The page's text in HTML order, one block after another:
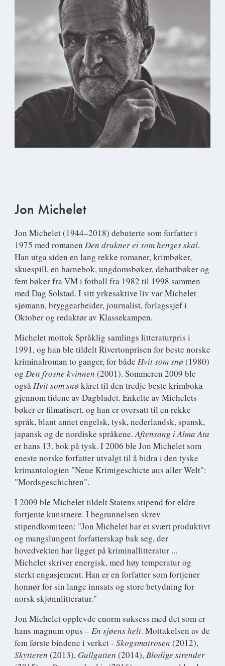
Jon Michelet
Jon Michelet(1944–2018) debuterte som forfatter i
1975 med romanen Den drukner ei som henges skal.
Han utga siden en lang rekke romaner, krimbøker,
skuespill, en barnebok, ungdomsbøker, debattbøker og
fem bøker fra VM i fotball fra 1982 til 1998 sammen
med Dag Solstad. I sitt yrkesaktive liv var Michelet
sjømann, bryggearbeider, journalist, forlagssjef i
Oktober og redaktør av Klassekampen.
Michelet mottok Språklig samlings litteraturpris i
1991, og han ble tildelt Rivertonprisen for beste norske
kriminalroman to ganger, for både Hvit som snø (1980)
og Den frosne kvinnen (2001). Sommeren 2009 ble
ogsåHvit som snø kåret til den tredje beste krimboka
gjennom tidene av Dagbladet. Enkelte av Michelets
bøker er filmatisert, og han er oversatt til en rekke
språk, blant annet engelsk, tysk, nederlandsk, spansk,
japansk og de nordiske språkene.Aftensang i Alma Ata
er hans 13. bok på tysk. I 2006 ble Jon Michelet som
eneste norske forfatter utvalgt til å bidra i den tyske
krimantologien "Neue Krimigeschicte aus aller Welt":
"Mordsgeschichten".
I 2009 ble Michelet tildelt Statens stipend for eldre
fortjente kunstnere. I begrunnelsen skrev
stipendkomiteen: "Jon Michelet har et svært produktivt
og mangslungent forfatterskap bak seg, der
hovedvekten har ligget på kriminallitteratur ...
Michelet skriver energisk, med høy temperatur og
sterkt engasjement. Han er en forfatter som fortjener
honnør for sin lange innsats og store betydning for
norsk skjønnlitteratur."
Jon Michelet opplevde enorm suksess med det som er
hans magnum opus –En sjøens helt. Mottakelsen av de
fem første bindene i verket - Skogsmatrosen (2012),
Skytteren (2013), Gullgutten (2014),Blodige strender